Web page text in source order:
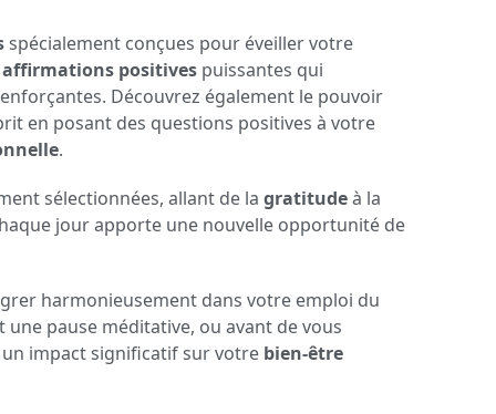
spécialement conçues pour éveiller votre
affirmations positivespuissantes qui
Découvrez également le pouvoir
en posant des questions positives à votre
.
sélectionnées, allant de la gratitudeà la
jour apporte une nouvelle opportunité de
harmonieusement dans votre emploi du
pause méditative, ou avant de vous
impact significatif sur votre bien-être